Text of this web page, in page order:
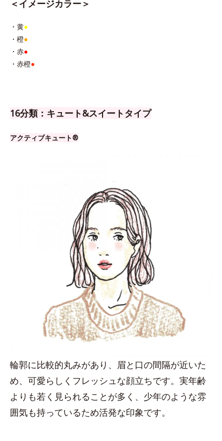
＜イメージカラー＞
・黄●
・橙●
・赤●
・赤橙●
16分類：キュート&スイートタイプ
アクティブキュート®
輪郭に比較的丸みがあり、眉と口の間隔が近いた
め、可愛らしくフレッシュな顔立ちです。実年齢
よりも若く見られることが多く、少年のような雰
囲気も持っているため活発な印象です。